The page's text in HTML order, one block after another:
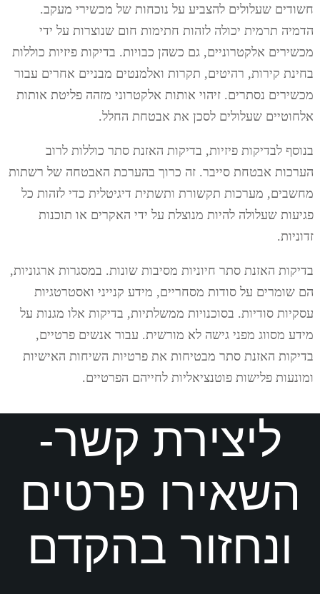
חשודים שעלולים להצביע על נוכחות של מכשירי מעקב.
הדמיה תרמית יכולה לזהות חתימות חום שנוצרות על ידי
מכשירים אלקטרוניים, גם כשהן כבויות. בדיקות פיזיות כוללות
בחינת קירות, רהיטים, תקרות ואלמנטים מבניים אחרים עבור
מכשירים נסתרים. זיהוי אותות אלקטרוני מזהה פליטת אותות
אלחוטיים שעלולים לסכן את אבטחת החלל.
בנוסף לבדיקות פיזיות, בדיקות האזנת סתר כוללות לרוב
הערכות אבטחת סייבר. זה כרוך בהערכת האבטחה של רשתות
מחשבים, מערכות תקשורת ותשתית דיגיטלית כדי לזהות כל
פגיעות שעלולה להיות מנוצלת על ידי האקרים או תוכנות
זדוניות.
בדיקות האזנת סתר חיוניות מסיבות שונות. במסגרות ארגוניות,
הם שומרים על סודות מסחריים, מידע קנייני ואסטרטגיות
עסקיות סודיות. בסוכנויות ממשלתיות, בדיקות אלו מגנות על
מידע מסווג מפני גישה לא מורשית. עבור אנשים פרטיים,
בדיקות האזנת סתר מבטיחות את פרטיות השיחות האישיות
ומונעות פלישות פוטנציאליות לחייהם הפרטיים.
ליצירת קשר-
השאירו פרטים
ונחזור בהקדם